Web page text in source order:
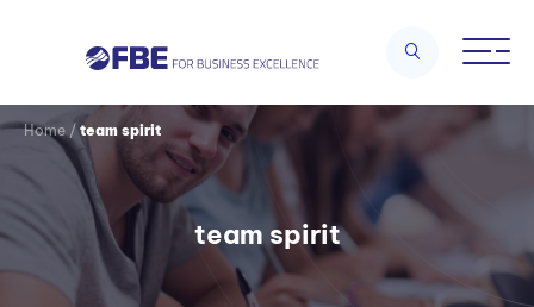
team spirit
Home / team spirit